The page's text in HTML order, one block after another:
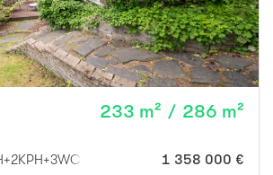
233 m² / 286 m²
1 358 000 €